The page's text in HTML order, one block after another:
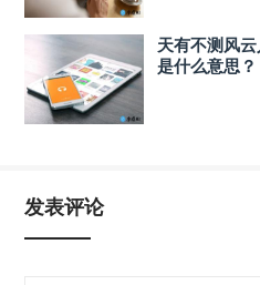
天有不测风
是什么意思？
发表评论